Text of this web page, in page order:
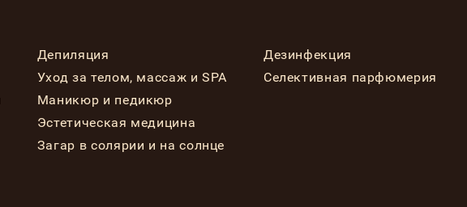
Депиляция
Уход за телом, массаж и SPA
Маникюр и педикюр
Эстетическая медицина
Загар в солярии и на солнце
Дезинфекция
Селективная парфюмерия